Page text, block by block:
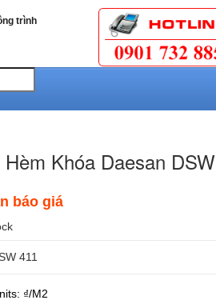
trình
Khóa Daesan DSW
báo giá
411
₫/m2